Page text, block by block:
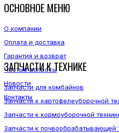
ОСНОВНОЕ МЕНЮ
О компании
Оплата и доставка
Гарантия и возврат
Частые вопросы
Новости
Контакты
ЗАПЧАСТИ К ТЕХНИКЕ
Запчасти для комбайнов
Запчасти к картофелеуборочной
Запчасти к кормоуборочной
Запчасти к почвообрабатывающей